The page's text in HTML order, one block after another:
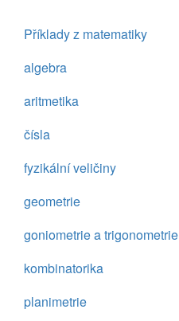
Příklady z matematiky
algebra
aritmetika
čísla
fyzikální veličiny
geometrie
goniometrie a trigonometrie
kombinatorika
planimetrie